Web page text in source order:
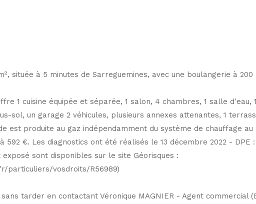
située à 5 minutes de Sarreguemines, avec une boulangerie à
1 cuisine équipée et séparée, 1 salon, 4 chambres, 1 salle d'eau,
sol, un garage 2 véhicules, plusieurs annexes attenantes, 1
est produite au gaz indépendamment du système de chauffage au
€. Les diagnostics ont été réalisés le 13 décembre 2022 - DPE
sont disponibles sur le site Géorisques :
particuliers/vosdroits/R56989)
tarder en contactant Véronique MAGNIER - Agent commercial